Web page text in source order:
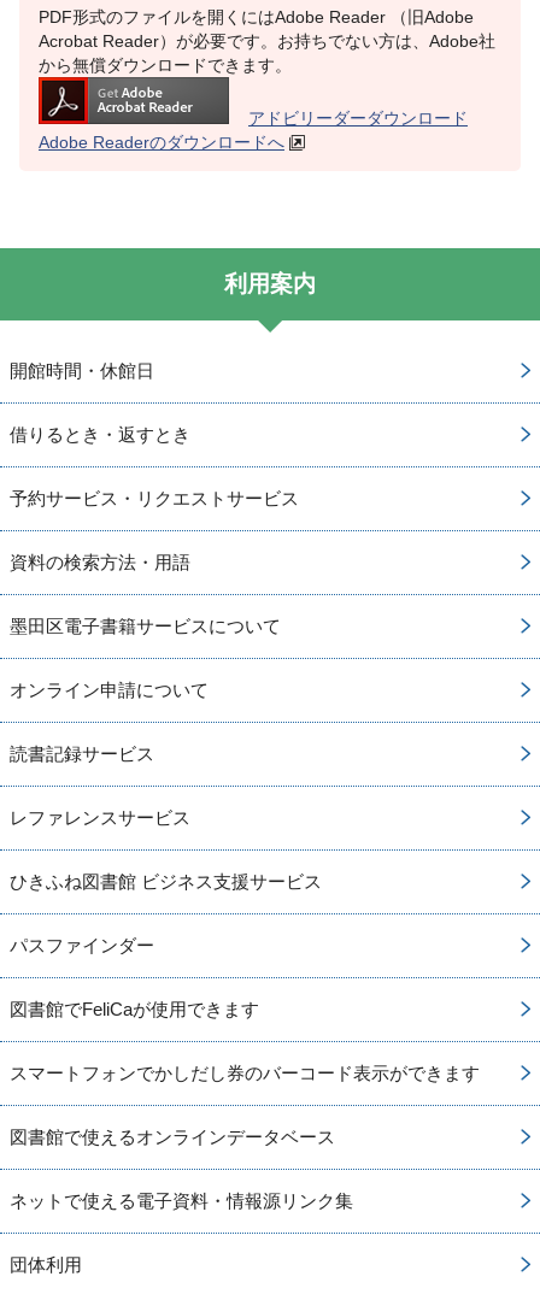
PDF形式のファイルを開くにはAdobe Reader （旧Adobe
Acrobat Reader）が必要です。お持ちでない方は、Adobe社
から無償ダウンロードできます。
アドビリーダーダウンロード
Adobe Readerのダウンロードへ
利用案内
開館時間・休館日
借りるとき・返すとき
予約サービス・リクエストサービス
資料の検索方法・用語
墨田区電子書籍サービスについて
オンライン申請について
読書記録サービス
レファレンスサービス
ひきふね図書館 ビジネス支援サービス
パスファインダー
図書館でFeliCaが使用できます
スマートフォンでかしだし券のバーコード表示ができます
図書館で使えるオンラインデータベース
ネットで使える電子資料・情報源リンク集
団体利用